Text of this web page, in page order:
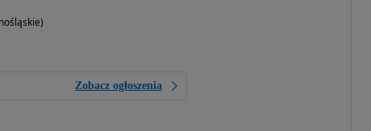
Zobacz ogłoszenia